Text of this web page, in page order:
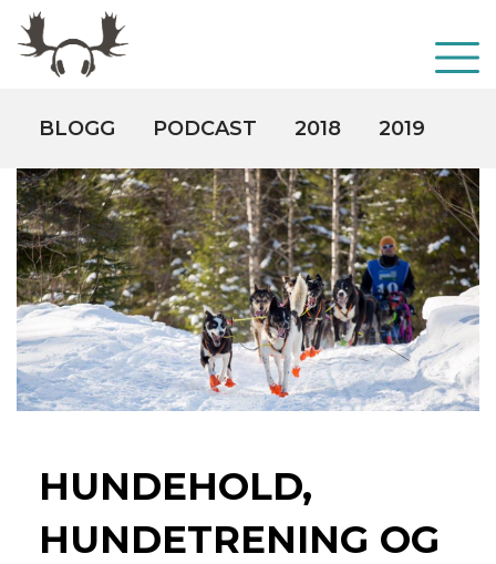
BLOGG PODCAST 2018 2019
HUNDEHOLD,
HUNDETRENING OG